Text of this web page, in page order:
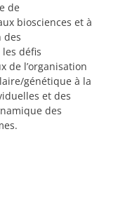
de
biosciences et à
des
défis
de l’organisation
génétique à la
et des
des